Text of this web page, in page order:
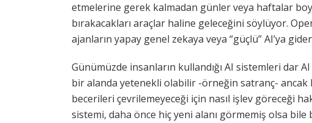
etmelerine gerek kalmadan günler veya haftalar
bırakacakları araçlar haline geleceğini söylüyor.
ajanların yapay genel zekaya veya “güçlü” AI’ya
Günümüzde insanların kullandığı AI sistemleri dar
bir alanda yetenekli olabilir -örneğin satranç- ancak
becerileri çevrilemeyeceği için nasıl işlev göreceği
sistemi, daha önce hiç yeni alanı görmemiş olsa